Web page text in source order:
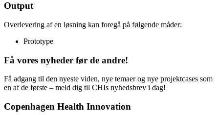
Output
Overlevering af en løsning kan foregå på følgende måder:
Prototype
Få vores nyheder før de andre!
Få adgang til den nyeste viden, nye temaer og nye projektcases som
en af de første – meld dig til CHIs nyhedsbrev i dag!
Copenhagen Health Innovation